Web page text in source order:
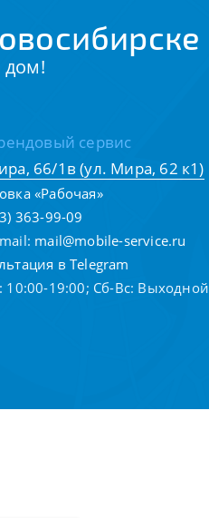
дом!
сервис
66/1в (ул. Мира, 62 к1)
«Рабочая»
363-99-09
mail@mobile-service.ru
в Telegram
10:00-19:00; Сб-Вс: Выходной